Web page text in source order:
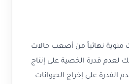
نهائياً من أصعب حالات
لعدم قدرة الخصية على إنتاج
القدرة على إخراج الحيوانات